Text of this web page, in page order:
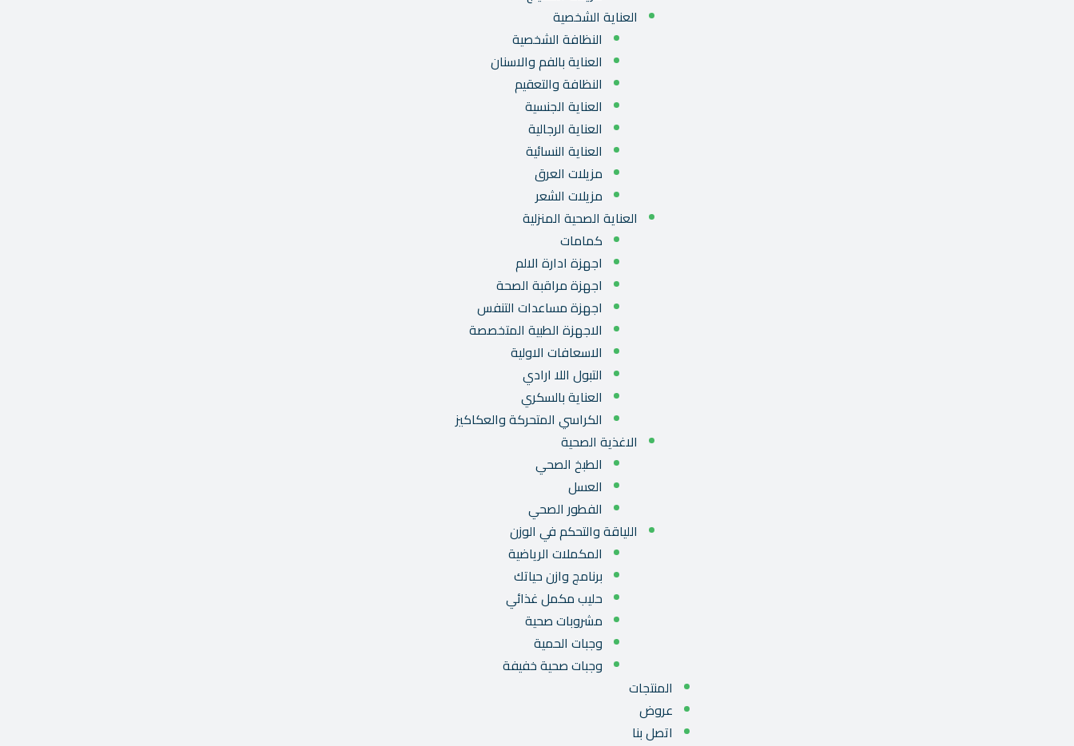
العناية الشخصية
النظافة الشخصية
العناية بالفم والاسنان
النظافة والتعقيم
العناية الجنسية
العناية الرجالية
العناية النسائية
مزيلات العرق
مزيلات الشعر
العناية الصحية المنزلية
كمامات
اجهزة ادارة الالم
اجهزة مراقبة الصحة
اجهزة مساعدات التنفس
الاجهزة الطبية المتخصصة
الاسعافات الاولية
التبول اللا ارادي
العناية بالسكري
الكراسي المتحركة والعكاكيز
الاغذية الصحية
الطبخ الصحي
العسل
الفطور الصحي
اللياقة والتحكم في الوزن
المكملات الرياضية
برنامج وازن حياتك
حليب مكمل غذائي
مشروبات صحية
وجبات الحمية
وجبات صحية خفيفة
المنتجات
عروض
اتصل بنا